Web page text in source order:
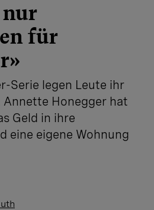
nur
für
Serie legen Leute ihr
Annette Honegger hat
Geld in ihre
eine eigene Wohnung